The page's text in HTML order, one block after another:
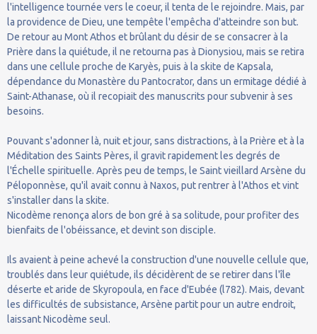
l'intelligence tournée vers le coeur, il tenta de le rejoindre. Mais, par
la providence de Dieu, une tempête l'empêcha d'atteindre son but.
De retour au Mont Athos et brûlant du désir de se consacrer à la
Prière dans la quiétude, il ne retourna pas à Dionysiou, mais se retira
dans une cellule proche de Karyès, puis à la skite de Kapsala,
dépendance du Monastère du Pantocrator, dans un ermitage dédié à
Saint-Athanase, où il recopiait des manuscrits pour subvenir à ses
besoins.
Pouvant s'adonner là, nuit et jour, sans distractions, à la Prière et à la
Méditation des Saints Pères, il gravit rapidement les degrés de
l'Échelle spirituelle. Après peu de temps, le Saint vieillard Arsène du
Péloponnèse, qu'il avait connu à Naxos, put rentrer à l'Athos et vint
s'installer dans la skite.
Nicodème renonça alors de bon gré à sa solitude, pour profiter des
bienfaits de l'obéissance, et devint son disciple.
Ils avaient à peine achevé la construction d'une nouvelle cellule que,
troublés dans leur quiétude, ils décidèrent de se retirer dans l'île
déserte et aride de Skyropoula, en face d'Eubée (l782). Mais, devant
les difficultés de subsistance, Arsène partit pour un autre endroit,
laissant Nicodème seul.